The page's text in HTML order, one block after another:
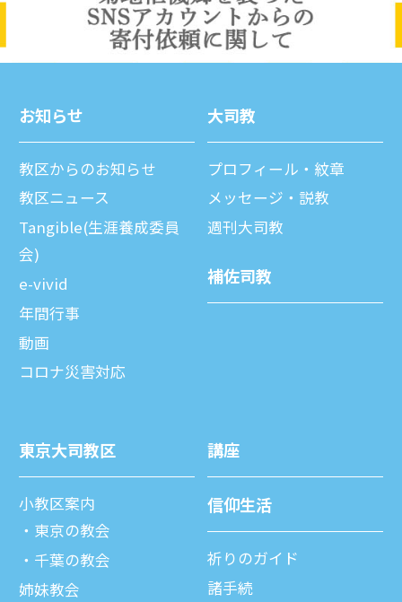
お知らせ
教区からのお知らせ
教区ニュース
Tangible(生涯養成委員
会)
e-vivid
年間⾏事
動画
コロナ災害対応
⼤司教
プロフィール・紋章
メッセージ・説教
週刊⼤司教
補佐司教
東京⼤司教区
⼩教区案内
東京の教会
千葉の教会
姉妹教会
講座
信仰⽣活
祈りのガイド
諸⼿続